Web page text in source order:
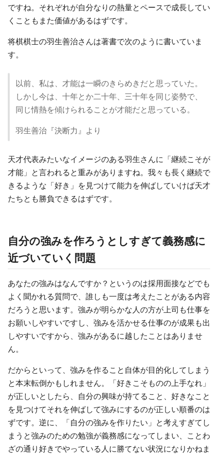
ですね。それぞれが自分なりの熱量とペースで成長してい
くこともまた価値があるはずです。
将棋棋士の羽生善治さんは著書で次のように書いていま
す。
以前、私は、才能は一瞬のきらめきだと思っていた。
しかし今は、十年とか二十年、三十年を同じ姿勢で、
同じ情熱を傾けられることが才能だと思っている。
羽生善治『決断力』より
天才代表みたいなイメージのある羽生さんに「継続こそが
才能」と言われると重みがありますね。我々も長く継続で
きるような「好き」を見つけて能力を伸ばしていけば天才
たちとも勝負できるはずです。
自分の強みを作ろうとしすぎて義務感に
近づいていく問題
あなたの強みはなんですか？というのは採用面接などでも
よく聞かれる質問で、誰しも一度は考えたことがある内容
だろうと思います。強みが明らかな人の方が上司も仕事を
お願いしやすいですし、強みを活かせる仕事のが成果も出
しやすいですから、強みがあるに越したことはありませ
ん。
だからといって、強みを作ること自体が目的化してしまう
と本末転倒かもしれません。「好きこそものの上手なれ」
が正しいとしたら、自分の興味が持てること、好きなこと
を見つけてそれを伸ばして強みにするのが正しい順番のは
ずです。逆に、「自分の強みを作りたい」と考えすぎてし
まうと強みのための勉強が義務感になってしまい、ことわ
ざの通り好きでやっている人に勝てない状況になりかねま